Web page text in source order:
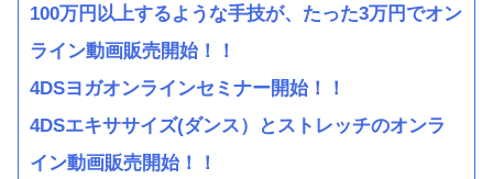
100万円以上するような手技が、たった3万円でオン
ライン動画販売開始！！
4DSヨガオンラインセミナー開始！！
4DSエキササイズ(ダンス）とストレッチのオンラ
イン動画販売開始！！